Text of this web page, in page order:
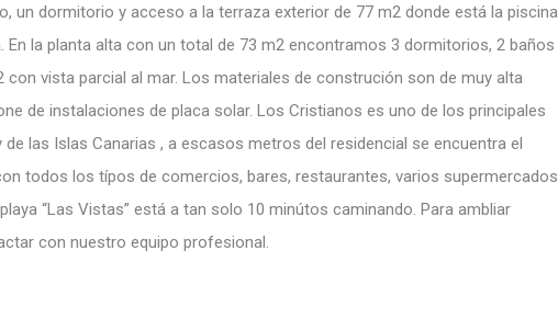
un dormitorio y acceso a la terraza exterior de 77 m2 donde está la piscina
En la planta alta con un total de 73 m2 encontramos 3 dormitorios, 2 baños
con vista parcial al mar. Los materiales de construción son de muy alta
de instalaciones de placa solar. Los Cristianos es uno de los principales
las Islas Canarias , a escasos metros del residencial se encuentra el
todos los típos de comercios, bares, restaurantes, varios supermercados.
“Las Vistas” está a tan solo 10 minútos caminando. Para ambliar
con nuestro equipo profesional.